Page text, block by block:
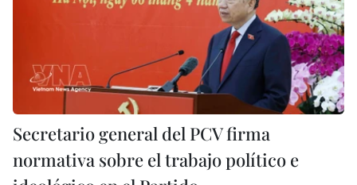
Secretario general del PCV firma
normativa sobre el trabajo político e